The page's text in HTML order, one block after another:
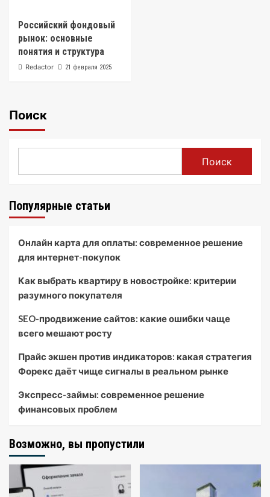
Российский фондовый
рынок: основные
понятия и структура
Redactor 21 февраля 2025
Поиск
Поиск
Популярные статьи
Онлайн карта для оплаты: современное решение
для интернет-покупок
Как выбрать квартиру в новостройке: критерии
разумного покупателя
SEO-продвижение сайтов: какие ошибки чаще
всего мешают росту
Прайс экшен против индикаторов: какая стратегия
Форекс даёт чище сигналы в реальном рынке
Экспресс-займы: современное решение
финансовых проблем
Возможно, вы пропустили